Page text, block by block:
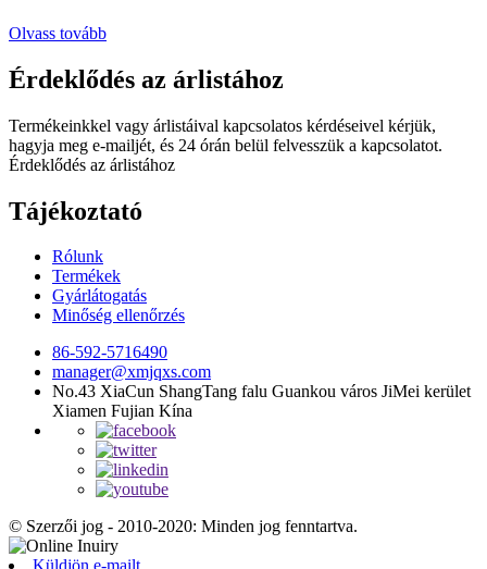
Olvass tovább
Érdeklődés az árlistához
Termékeinkkel vagy árlistáival kapcsolatos kérdéseivel kérjük,
hagyja meg e-mailjét, és 24 órán belül felvesszük a kapcsolatot.
Érdeklődés az árlistához
Tájékoztató
Rólunk
Termékek
Gyárlátogatás
Minőség ellenőrzés
86-592-5716490
manager@xmjqxs.com
No.43 XiaCun ShangTang falu Guankou város JiMei kerület
Xiamen Fujian Kína
© Szerzői jog - 2010-2020: Minden jog fenntartva.